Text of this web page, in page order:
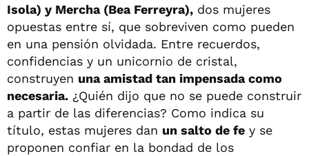
Isola) y Mercha (Bea Ferreyra), dos mujeres
opuestas entre sí, que sobreviven como pueden
en una pensión olvidada. Entre recuerdos,
confidencias y un unicornio de cristal,
construyen una amistad tan impensada como
necesaria. ¿Quién dijo que no se puede construir
a partir de las diferencias? Como indica su
título, estas mujeres dan un salto de fe y se
proponen confiar en la bondad de los